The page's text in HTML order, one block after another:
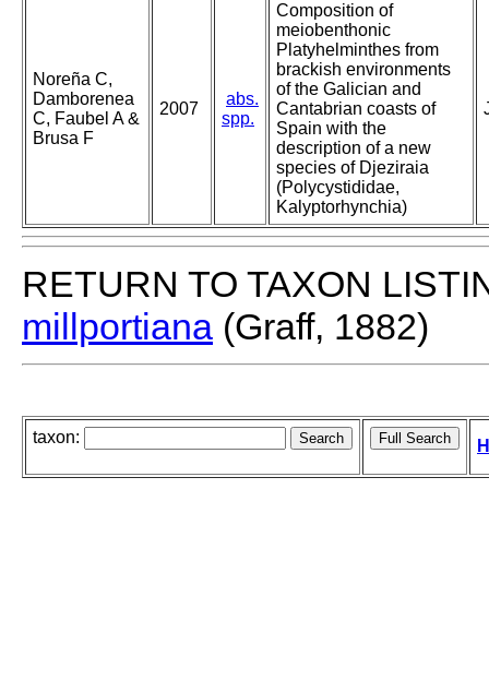
Noreña C,
Damborenea
C, Faubel A &
Brusa F
2007
abs.
spp.
Composition of
meiobenthonic
Platyhelminthes from
brackish environments
of the Galician and
Cantabrian coasts of
Spain with the
description of a new
species of Djeziraia
(Polycystididae,
Kalyptorhynchia)
RETURN TO TAXON
millportiana (Graff, 1882)
taxon: